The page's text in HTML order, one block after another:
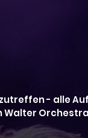
- alle